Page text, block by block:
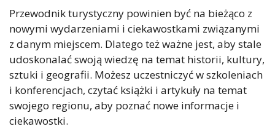
Przewodnik turystyczny powinien być na bieżąco z
nowymi wydarzeniami i ciekawostkami związanymi
z danym miejscem. Dlatego też ważne jest, aby stale
udoskonalać swoją wiedzę na temat historii, kultury,
sztuki i geografii. Możesz uczestniczyć w szkoleniach
i konferencjach, czytać książki i artykuły na temat
swojego regionu, aby poznać nowe informacje i
ciekawostki.